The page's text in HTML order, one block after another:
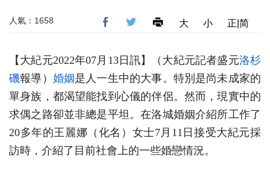
人氣：1658 大 小 正|简
【大紀元2022年07月13日訊】（大紀元記者盛元洛杉
磯報導） 婚姻是人一生中的大事。特別是尚未成家的
單身族，都渴望能找到心儀的伴侶。然而，現實中的
求偶之路卻並非總是平坦。在洛城婚姻介紹所工作了
20多年的王麗娜（化名）女士7月11日接受大紀元採
訪時，介紹了目前社會上的一些婚戀情況。